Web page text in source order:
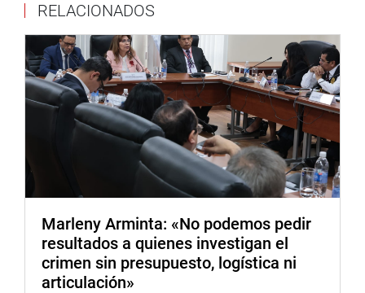
DESPACHO CONGRESAL
Contacto: Roberto Hermoza
952662701
RELACIONADOS
Marleny Arminta: «No podemos pedir
resultados a quienes investigan el
crimen sin presupuesto, logística ni
articulación»